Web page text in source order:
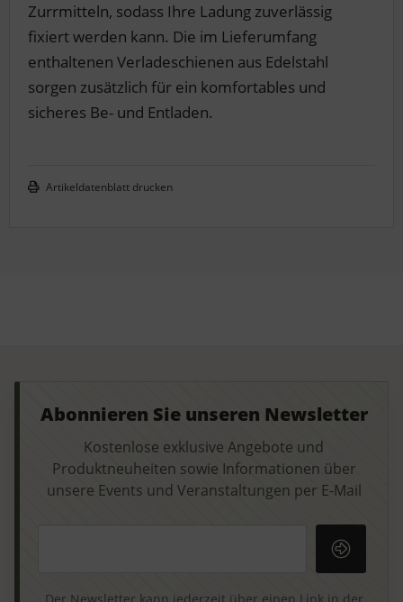
Zurrmitteln, sodass Ihre Ladung zuverlässig
fixiert werden kann. Die im Lieferumfang
enthaltenen Verladeschienen aus Edelstahl
sorgen zusätzlich für ein komfortables und
sicheres Be- und Entladen.
Artikeldatenblatt drucken
Abonnieren Sie unseren Newsletter
Kostenlose exklusive Angebote und
Produktneuheiten sowie Informationen über
unsere Events und Veranstaltungen per E-Mail